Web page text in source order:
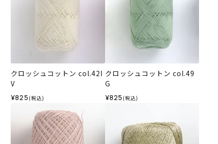
クロッシュコットン col.42I
V
¥825 (税込)
クロッシュコットン col.49
G
¥825 (税込)